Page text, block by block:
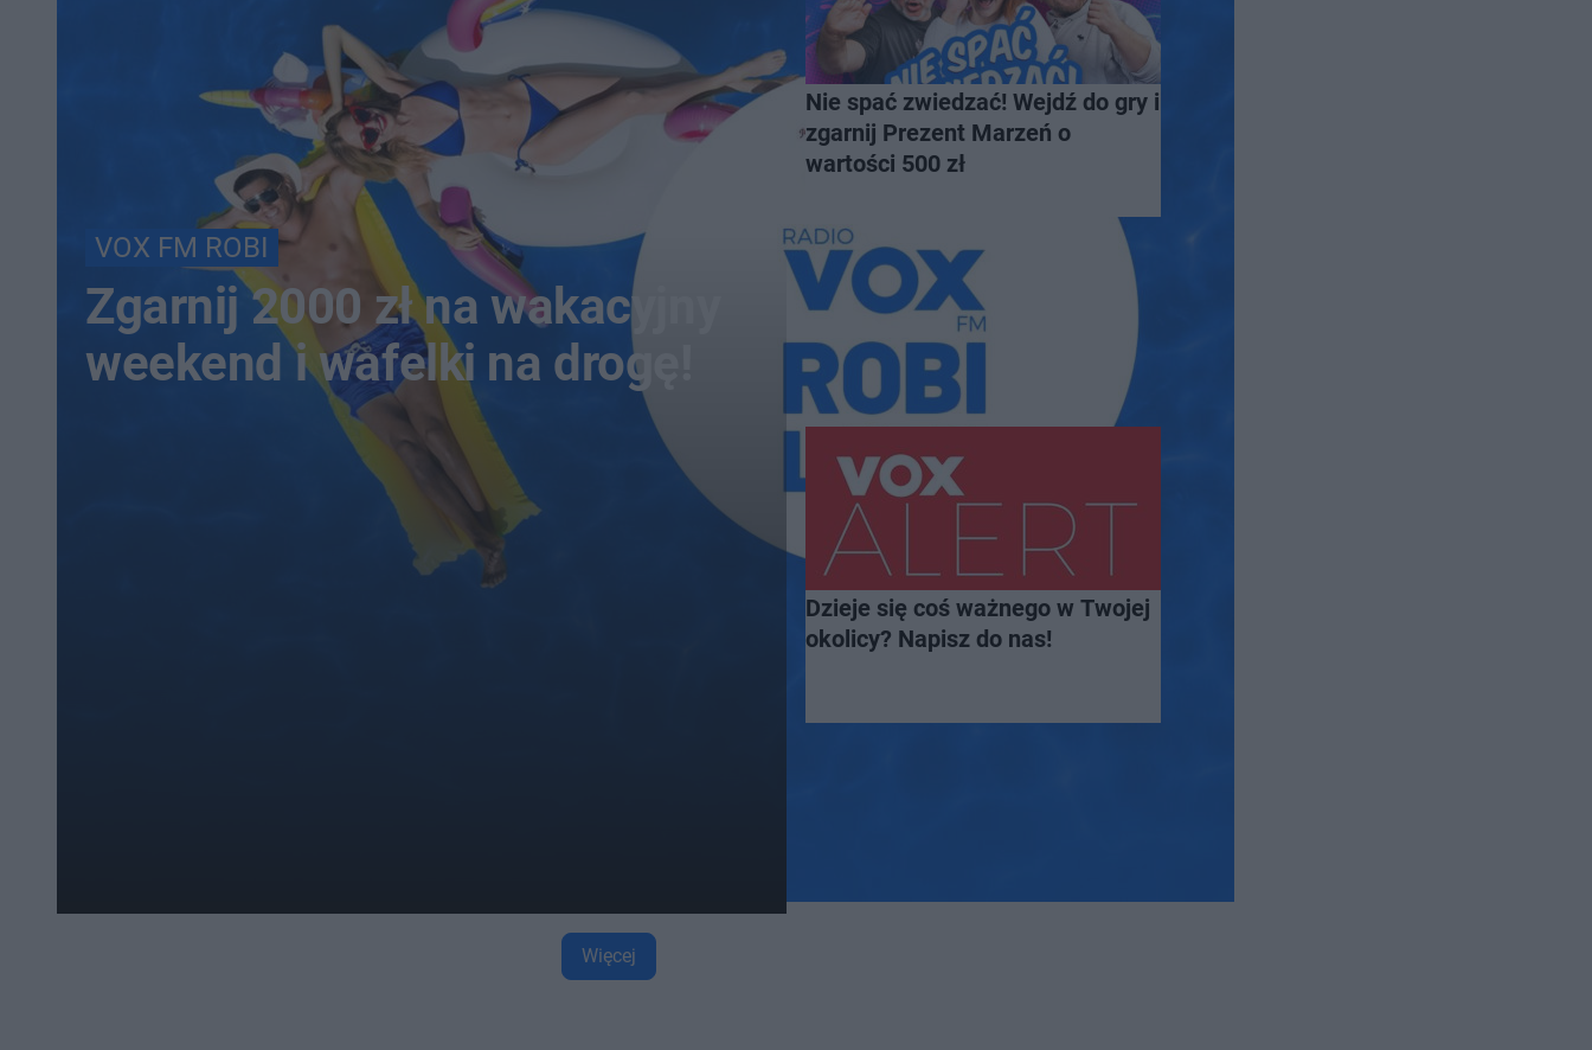
VOX FM ROBI
Zgarnij 2000 zł na wakacyjny
weekend i wafelki na drogę!
Nie spać zwiedzać! Wejdź do gry i
zgarnij Prezent Marzeń o
wartości 500 zł
Dzieje się coś ważnego w Twojej
okolicy? Napisz do nas!
Więcej